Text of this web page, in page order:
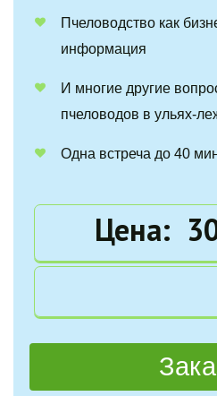
Пчеловодство как
информация
И многие другие
пчеловодов в ульях-
Одна встреча до 40
Цена: